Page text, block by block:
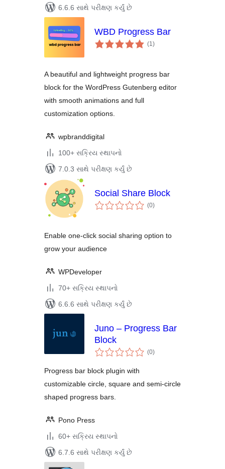
6.6.6 સાથે પરીક્ષણ કર્યું છે
WBD Progress Bar
(1કુલ
રેટિંગ્સ
)
A beautiful and lightweight progress bar
block for the WordPress Gutenberg editor
with smooth animations and full
customization options.
wpbranddigital
100+ સક્રિય સ્થાપનો
7.0.3 સાથે પરીક્ષણ કર્યું છે
Social Share Block
(0કુલ
રેટિંગ્સ
)
Enable one-click social sharing option to
grow your audience
WPDeveloper
70+ સક્રિય સ્થાપનો
6.6.6 સાથે પરીક્ષણ કર્યું છે
Juno – Progress Bar
Block
(0કુલ
રેટિંગ્સ
)
Progress bar block plugin with
customizable circle, square and semi-circle
shaped progress bars.
Pono Press
60+ સક્રિય સ્થાપનો
6.7.6 સાથે પરીક્ષણ કર્યું છે